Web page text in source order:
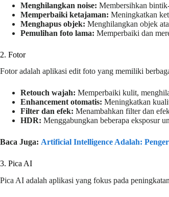
Menghilangkan noise: Membersihkan
Memperbaiki ketajaman: Meningkatkan
Menghapus objek: Menghilangkan objek
Pemulihan foto lama: Memperbaiki dan
2. Fotor
Fotor adalah aplikasi edit foto yang memiliki
Retouch wajah: Memperbaiki kulit,
Enhancement otomatis: Meningkatkan
Filter dan efek: Menambahkan filter dan
HDR: Menggabungkan beberapa eksposur
Baca Juga: Artificial Intelligence Adalah:
3. Pica AI
Pica AI adalah aplikasi yang fokus pada